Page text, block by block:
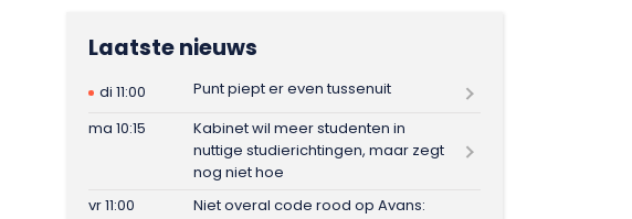
Laatste nieuws
di 11:00
Punt piept er even tussenuit
ma 10:15
Kabinet wil meer studenten in
nuttige studierichtingen, maar zegt
nog niet hoe
vr 11:00
Niet overal code rood op Avans: